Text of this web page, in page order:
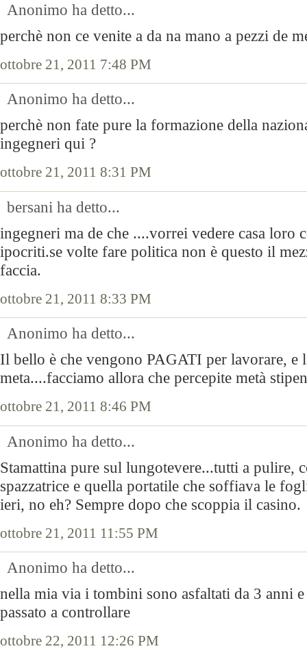
Anonimo ha detto...
perchè non ce venite a da na mano a pezzi de
ottobre 21, 2011 7:48 PM
Anonimo ha detto...
perchè non fate pure la formazione della
ingegneri qui ?
ottobre 21, 2011 8:31 PM
bersani ha detto...
ingegneri ma de che ....vorrei vedere casa loro
ipocriti.se volte fare politica non è questo il
faccia.
ottobre 21, 2011 8:33 PM
Anonimo ha detto...
Il bello è che vengono PAGATI per lavorare, e
meta....facciamo allora che percepite metà
ottobre 21, 2011 8:46 PM
Anonimo ha detto...
Stamattina pure sul lungotevere...tutti a pulire,
spazzatrice e quella portatile che soffiava le
ieri, no eh? Sempre dopo che scoppia il casino.
ottobre 21, 2011 11:55 PM
Anonimo ha detto...
nella mia via i tombini sono asfaltati da 3 anni e
passato a controllare
ottobre 22, 2011 12:26 PM